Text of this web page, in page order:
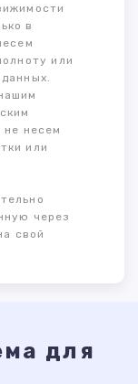
в
или
несем
или
через
свой
для